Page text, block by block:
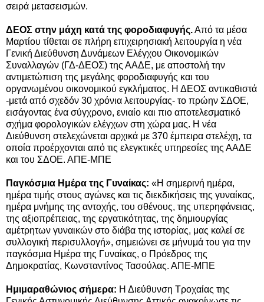
σειρά μετασεισμών.
ΔΕΟΣ στην μάχη κατά της φοροδιαφυγής.Από τα μέσα
Μαρτίου τίθεται σε πλήρη επιχειρησιακή λειτουργία η νέα
Γενική Διεύθυνση Δυνάμεων Ελέγχου Οικονομικών
Συναλλαγών (ΓΔ-ΔΕΟΣ) της ΑΑΔΕ, με αποστολή την
αντιμετώπιση της μεγάλης φοροδιαφυγής και του
οργανωμένου οικονομικού εγκλήματος. Η ΔΕΟΣ αντικαθιστά
-μετά από σχεδόν 30 χρόνια λειτουργίας- το πρώην ΣΔΟΕ,
εισάγοντας ένα σύγχρονο, ενιαίο και πιο αποτελεσματικό
σχήμα φορολογικών ελέγχων στη χώρα μας. Η νέα
Διεύθυνση στελεχώνεται αρχικά με 370 έμπειρα στελέχη, τα
οποία προέρχονται από τις ελεγκτικές υπηρεσίες της ΑΑΔΕ
και του ΣΔΟΕ. ΑΠΕ-ΜΠΕ
Παγκόσμια Ημέρα της Γυναίκας: «Η σημερινή ημέρα,
ημέρα τιμής στους αγώνες και τις διεκδικήσεις της γυναίκας,
ημέρα μνήμης της αντοχής, του σθένους, της υπερηφάνειας,
της αξιοπρέπειας, της εργατικότητας, της δημιουργίας
αμέτρητων γυναικών στο διάβα της ιστορίας, μας καλεί σε
συλλογική περισυλλογή», σημειώνει σε μήνυμά του για την
παγκόσμια Ημέρα της Γυναίκας, ο Πρόεδρος της
Δημοκρατίας, Κωνσταντίνος Τασούλας. ΑΠΕ-ΜΠΕ
Ημιμαραθώνιος σήμερα: Η Διεύθυνση Τροχαίας της